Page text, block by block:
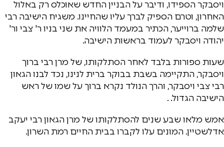
ויסבקר הספידו, ודיבר על הבניין החדש שאוכלס רק באלול
האחרון, וטרם הספיק לברך עליו שהחיינו. משגיח הישיבה רבי
שלמה ברוייער, הכתיר במעמד הלוויה את שני בניו ר' צבי ור'
יהודה ויסבקר לעמוד בראשות הישיבה.
שעות ספורות בלבד לאחר הסתלקותו, של מרן רבי ברוך
ויסבקר, התקיימה בשבת בבוקר ברית לנינו, נכד לבנו הגאון
רבי צבי ויסבקר, והרך הנולד נקרא ברוך על שמו של ראש
הישיבה הגדול. .
אמש מלאו שבע שנים להסתלקותו של מרן הגאון רבי יעקב
אדלשטיין. המונים עלו לקברו בבית החיים רמת השרון.